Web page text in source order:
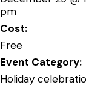
pm
Cost:
Free
Event Category:
Holiday